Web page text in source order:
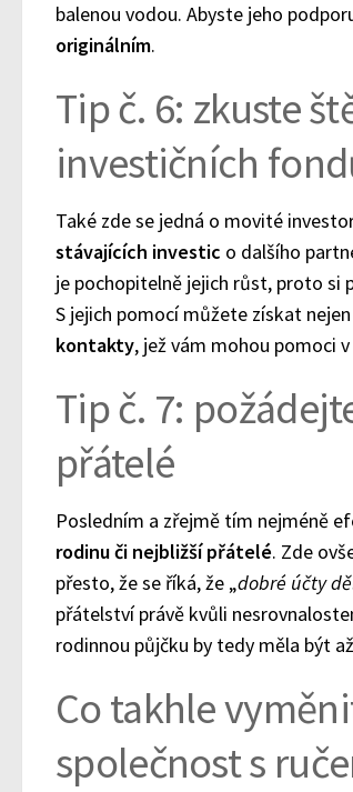
balenou vodou. Abyste jeho
originálním.
Tip č. 6: zkuste
investičních
Také zde se jedná o movité
stávajících investic o dalšího
je pochopitelně jejich růst, proto si
S jejich pomocí můžete získat nejen
kontakty, jež vám mohou pomoci
Tip č. 7:
přátelé
Posledním a zřejmě tím nejméně
rodinu či nejbližší přátelé. Zde
přesto, že se říká, že „dobré účty
přátelství právě kvůli
rodinnou půjčku by tedy měla být
Co takhle
společnost s